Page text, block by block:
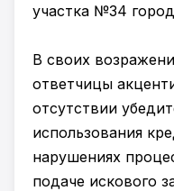
участка №34
В своих
ответчицы
отсутствии
использования
нарушениях
подаче искового